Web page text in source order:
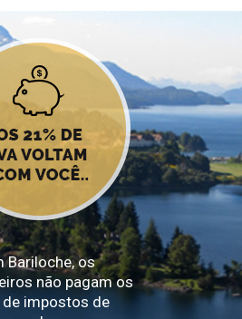
Bariloche, os
não pagam os
de impostos de